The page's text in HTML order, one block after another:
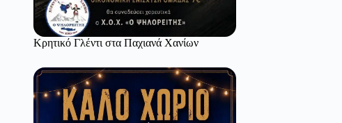
Κρητικό Γλέντι στα Παχιανά Χανίων